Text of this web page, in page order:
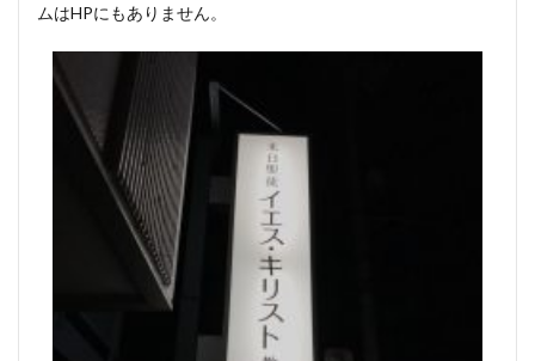
ムはHPにもありません。